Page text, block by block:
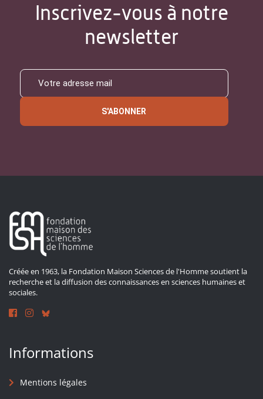
Inscrivez-vous à notre
newsletter
S'ABONNER
Créée en 1963, la Fondation Maison Sciences de l'Homme soutient la
recherche et la diffusion des connaissances en sciences humaines et
sociales.
Informations
Mentions légales